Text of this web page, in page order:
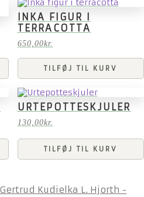
INKA FIGUR I
TERRACOTTA
650,00kr.
TILFØJ TIL KURV
URTEPOTTESKJULER
130,00kr.
TILFØJ TIL KURV
L. Hjorth -